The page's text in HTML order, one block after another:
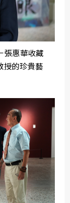
張惠華收藏
授的珍貴藝